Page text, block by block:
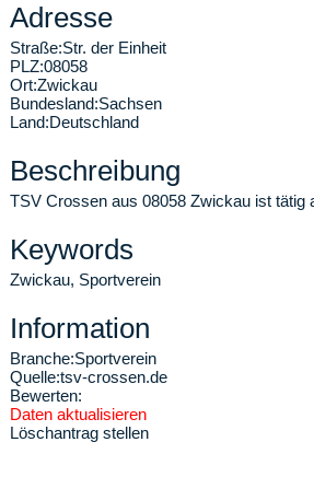
Adresse
Straße:Str. der Einheit
PLZ:08058
Ort:Zwickau
Bundesland:Sachsen
Land:Deutschland
Beschreibung
TSV Crossen aus 08058 Zwickau ist tätig
Keywords
Zwickau, Sportverein
Information
Branche:Sportverein
Quelle:tsv-crossen.de
Bewerten:
Daten aktualisieren
Löschantrag stellen